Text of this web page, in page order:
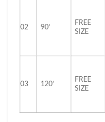
02 90’
FREE
SIZE
03 120’
FREE
SIZE